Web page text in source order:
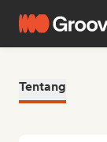
Tentang